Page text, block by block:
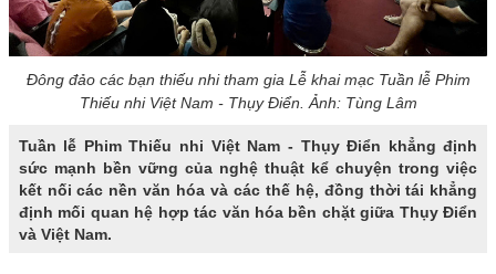
Đông đảo các bạn thiếu nhi tham gia Lễ khai mạc Tuần lễ Phim
Thiếu nhi Việt Nam - Thụy Điển. Ảnh: Tùng Lâm
Tuần lễ Phim Thiếu nhi Việt Nam - Thụy Điển khẳng định
sức mạnh bền vững của nghệ thuật kể chuyện trong việc
kết nối các nền văn hóa và các thế hệ, đồng thời tái khẳng
định mối quan hệ hợp tác văn hóa bền chặt giữa Thụy Điển
và Việt Nam.